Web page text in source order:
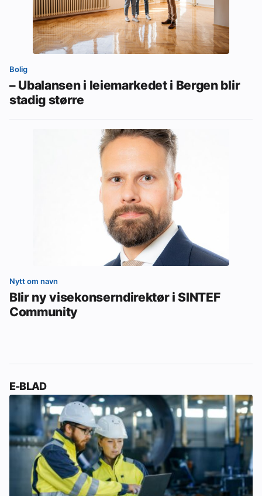
Bolig
– Ubalansen i leiemarkedet i Bergen blir
stadig større
Nytt om navn
Blir ny visekonserndirektør i SINTEF
Community
E-BLAD